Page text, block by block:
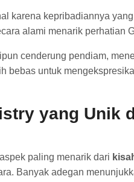
karena kepribadiannya
alami menarik perhatian
cenderung pendiam,
bebas untuk
yang Unik
paling menarik dari
Banyak adegan